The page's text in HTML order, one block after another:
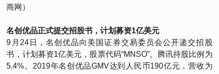
商网）
名创优品正式提交招股书，计划募资1亿美元
9月24日，名创优品向美国证券交易委员会公开递交招股
书，计划募资1亿美元，股票代码“MNSO”。腾讯持股比例为
5.4%。2019年名创优品GMV达到人民币190亿元，营收为